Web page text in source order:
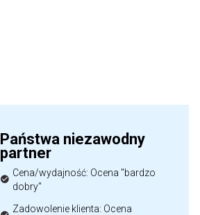
Państwa niezawodny
partner
Cena/wydajność: Ocena "bardzo
dobry"
Zadowolenie klienta: Ocena